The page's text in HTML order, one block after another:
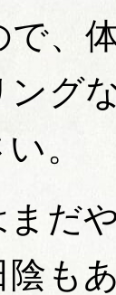
で、
ング
。
まだ
陰も